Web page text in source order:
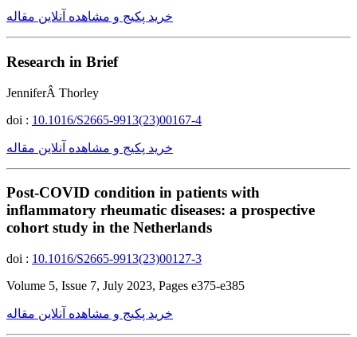
خرید پکیج و مشاهده آنلاین مقاله
Research in Brief
JenniferÂ Thorley
doi : 10.1016/S2665-9913(23)00167-4
خرید پکیج و مشاهده آنلاین مقاله
Post-COVID condition in patients with
inflammatory rheumatic diseases: a prospective
cohort study in the Netherlands
doi : 10.1016/S2665-9913(23)00127-3
Volume 5, Issue 7, July 2023, Pages e375-e385
خرید پکیج و مشاهده آنلاین مقاله